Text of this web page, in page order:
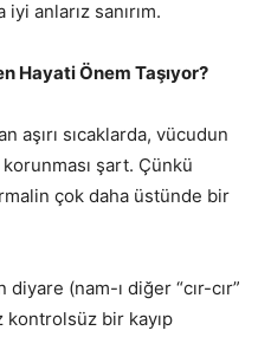
anlarız sanırım.
Hayati Önem Taşıyor?
aşırı sıcaklarda, vücudun
şart. Çünkü
çok daha üstünde bir
(nam-ı diğer “cır-cır”
kontrolsüz bir kayıp